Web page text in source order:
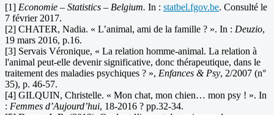
[1] Economie – Statistics – Belgium. In : statbel.fgov.be. Consulté le
7 février 2017.
[2] CHATER, Nadia. « L’animal, ami de la famille ? ». In : Deuzio,
19 mars 2016, p.16.
[3] Servais Véronique, « La relation homme-animal. La relation à
l'animal peut-elle devenir significative, donc thérapeutique, dans le
traitement des maladies psychiques ? », Enfances & Psy, 2/2007 (n°
35), p. 46-57.
[4] GILQUIN, Christelle. « Mon chat, mon chien… mon psy ! ». In
: Femmes d’Aujourd’hui, 18-2016 ? pp.32-34.